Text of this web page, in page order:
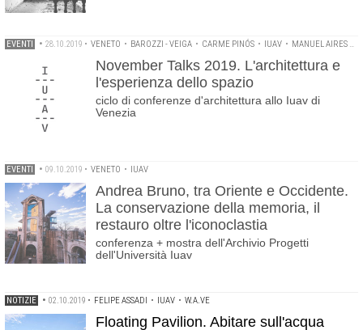
EVENTI • 28.10.2019 • VENETO • BAROZZI - VEIGA • CARME PINÓS • IUAV • MANUEL AIRES MATEUS
November Talks 2019. L'architettura e
l'esperienza dello spazio
ciclo di conferenze d'architettura allo Iuav di
Venezia
EVENTI • 09.10.2019 • VENETO • IUAV
Andrea Bruno, tra Oriente e Occidente.
La conservazione della memoria, il
restauro oltre l'iconoclastia
conferenza + mostra dell'Archivio Progetti
dell'Università Iuav
NOTIZIE • 02.10.2019 • FELIPE ASSADI • IUAV • W.A.VE
Floating Pavilion. Abitare sull'acqua